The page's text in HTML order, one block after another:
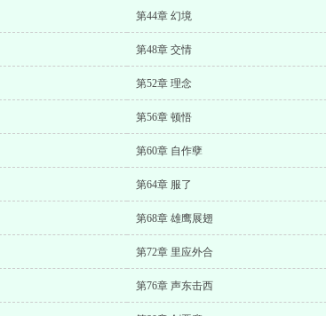
第44章 幻境
第48章 交情
第52章 理念
第56章 顿悟
第60章 自作孽
第64章 服了
第68章 雄鹰展翅
第72章 里应外合
第76章 声东击西